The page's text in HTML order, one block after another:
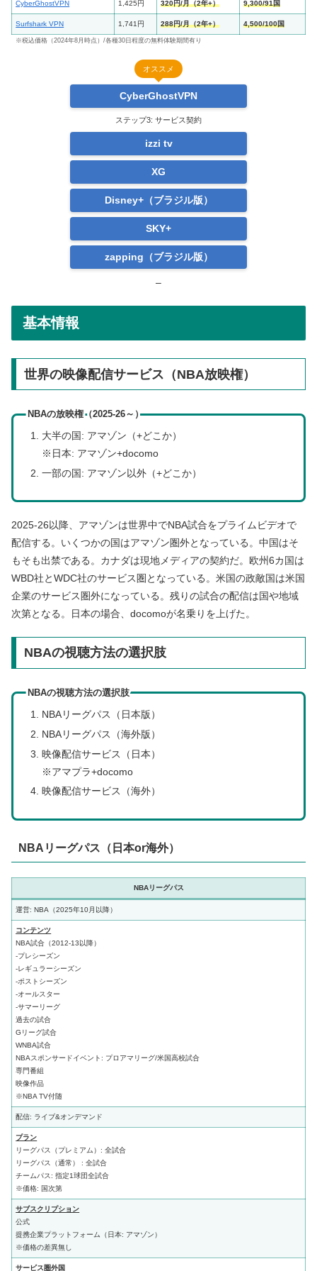
CyberGhostVPN 1,425円 320円/月（2年+） 9,300/91国
Surfshark VPN 1,741円 288円/月（2年+） 4,500/100国
※税込価格（2024年8月時点）/各種30日程度の無料体験期間有り
オススメ
CyberGhostVPN
ステップ3: サービス契約
izzi tv
XG
Disney+（ブラジル版）
SKY+
zapping（ブラジル版）
–
基本情報
世界の映像配信サービス（NBA放映権）
NBAの放映権（2025-26～）
大半の国: アマゾン（+どこか）
※日本: アマゾン+docomo
一部の国: アマゾン以外（+どこか）
2025-26以降、アマゾンは世界中でNBA試合をプライムビデオで
配信する。いくつかの国はアマゾン圏外となっている。中国はそ
もそも出禁である。カナダは現地メディアの契約だ。欧州6カ国は
WBD社とWDC社のサービス圏となっている。米国の政敵国は米国
企業のサービス圏外になっている。残りの試合の配信は国や地域
次第となる。日本の場合、docomoが名乗りを上げた。
NBAの視聴方法の選択肢
NBAの視聴方法の選択肢
NBAリーグパス（日本版）
NBAリーグパス（海外版）
映像配信サービス（日本）
※アマプラ+docomo
映像配信サービス（海外）
NBAリーグパス（日本or海外）
NBAリーグパス
運営: NBA（2025年10月以降）
コンテンツ
NBA試合（2012-13以降）
-プレシーズン
-レギュラーシーズン
-ポストシーズン
-オールスター
-サマーリーグ
過去の試合
Gリーグ試合
WNBA試合
NBAスポンサードイベント: プロアマリーグ/米国高校試合
専門番組
映像作品
※NBA TV付随
配信: ライブ&オンデマンド
プラン
リーグパス（プレミアム）: 全試合
リーグパス（通常） : 全試合
チームパス: 指定1球団全試合
※価格: 国次第
サブスクリプション
公式
提携企業プラットフォーム（日本: アマゾン）
※価格の差異無し
サービス圏外国